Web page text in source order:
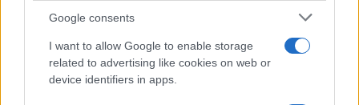
Google consents
I want to allow Google to enable storage
related to advertising like cookies on web or
device identifiers in apps.
(PAXG)
Kinza Babylon Staked
BTC
(KBTC)
$83,270.00